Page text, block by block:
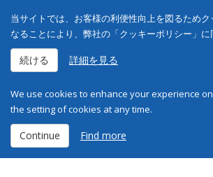
当サイトでは、お客様の利便性向上を図るため
なることにより、弊社の「クッキーポリシー」
続ける 詳細を見る
We use cookies to enhance your experience
the setting of cookies at any time.
Continue Find more